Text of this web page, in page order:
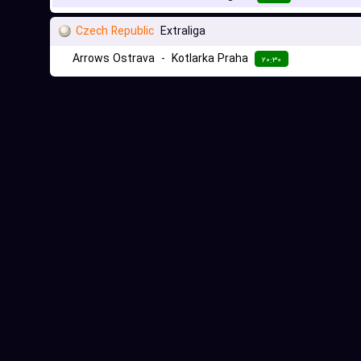
Czech Republic Extraliga
Arrows Ostrava - Kotlarka Praha ۲۰:۳۰